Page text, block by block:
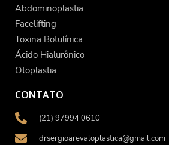
Abdominoplastia
Facelifting
Toxina Botulínica
Ácido Hialurônico
Otoplastia
CONTATO
(21) 97994 0610
drsergioarevaloplastica@gmail.com